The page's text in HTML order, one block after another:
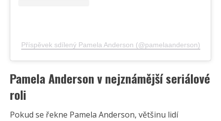
Příspěvek sdílený Pamela Anderson (@pamelaanderson)
Pamela Anderson v nejznámější seriálové
roli
Pokud se řekne Pamela Anderson, většinu lidí